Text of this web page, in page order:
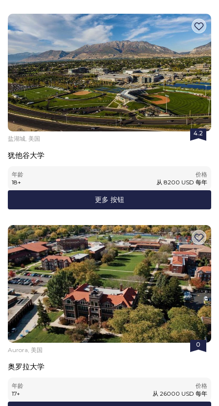
4.2
盐湖城, 美国
犹他谷大学
年龄
18+
价格
从 8200 USD 每年
更多 按钮
0
Aurora, 美国
奥罗拉大学
年龄
17+
价格
从 26000 USD 每年